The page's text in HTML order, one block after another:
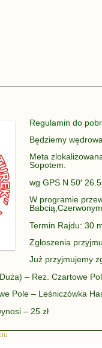
Regulamin do
Będziemy
Meta
Sopotem.
wg GPS N 50′
W programie
Termin Rajdu: 30
Zgłoszenia
Już przyjmujemy
– Rez. Czartowe
Pole – Leśniczówka
– 25 zł